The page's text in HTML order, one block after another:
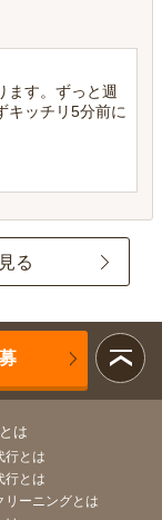
ます。ずっと週
キッチリ5分前に
る
は
行とは
行とは
リーニングとは